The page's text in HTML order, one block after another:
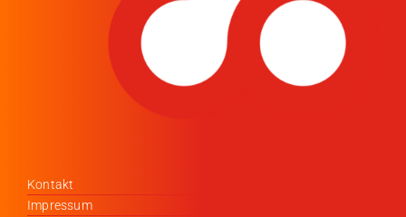
Kontakt
Impressum